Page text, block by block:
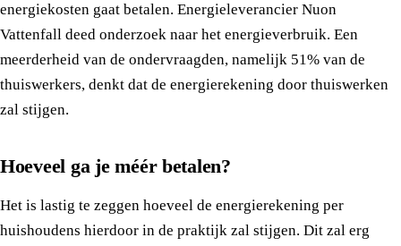
energiekosten gaat betalen. Energieleverancier Nuon
Vattenfall deed onderzoek naar het energieverbruik. Een
meerderheid van de ondervraagden, namelijk 51% van de
thuiswerkers, denkt dat de energierekening door thuiswerken
zal stijgen.
Hoeveel ga je méér betalen?
Het is lastig te zeggen hoeveel de energierekening per
huishoudens hierdoor in de praktijk zal stijgen. Dit zal erg